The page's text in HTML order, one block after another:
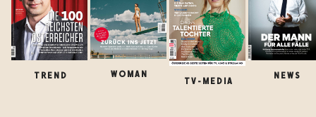
TREND WOMAN
TV-MEDIA
NEWS